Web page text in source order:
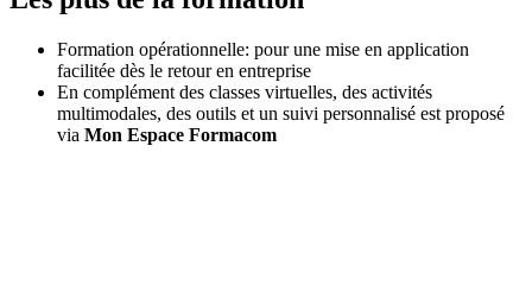
Formation opérationnelle: pour une mise en application
facilitée dès le retour en entreprise
En complément des classes virtuelles, des activités
multimodales, des outils et un suivi personnalisé est proposé
via Mon Espace Formacom